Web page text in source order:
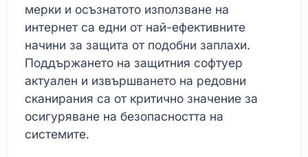
мерки и осъзнатото използване на
интернет са едни от най-ефективните
начини за защита от подобни заплахи.
Поддържането на защитния софтуер
актуален и извършването на редовни
сканирания са от критично значение за
осигуряване на безопасността на
системите.